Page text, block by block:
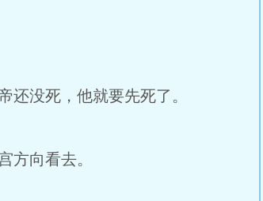
没死，他就要先死了。
向看去。